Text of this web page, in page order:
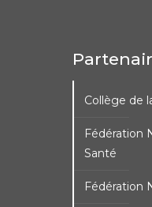
Collège de
Fédération
Santé
Fédération